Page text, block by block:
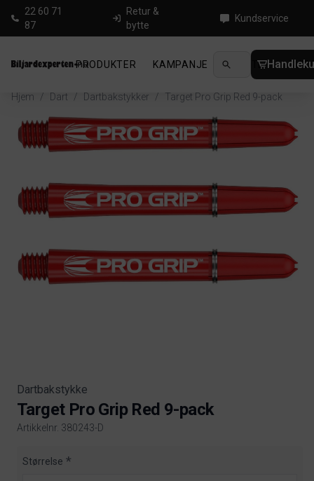
22 60 71
87
Retur &
bytte
Kundservice
PRODUKTER KAMPANJE NYHETER
Hjem / Dart / Dartbakstykker / Target Pro Grip Red 9-pack
Dartbakstykke
Target Pro Grip Red 9-pack
Artikkelnr. 380243-D
Product information
Størrelse